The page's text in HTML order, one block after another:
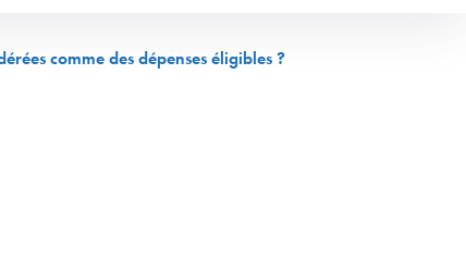
comme des dépenses éligibles ?